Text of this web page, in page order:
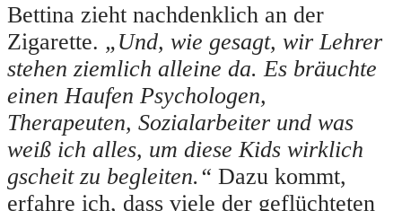
Bettina zieht nachdenklich an der
Zigarette. „Und, wie gesagt, wir Lehrer
stehen ziemlich alleine da. Es bräuchte
einen Haufen Psychologen,
Therapeuten, Sozialarbeiter und was
weiß ich alles, um diese Kids wirklich
gscheit zu begleiten.“ Dazu kommt,
erfahre ich, dass viele der geflüchteten